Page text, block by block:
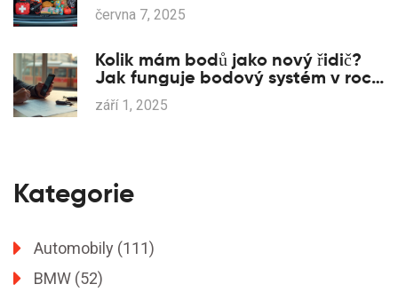
června 7, 2025
Kolik mám bodů jako nový řidič?
Jak funguje bodový systém v roce
2025 a jak si body zkontrolovat
září 1, 2025
Kategorie
Automobily (111)
BMW (52)